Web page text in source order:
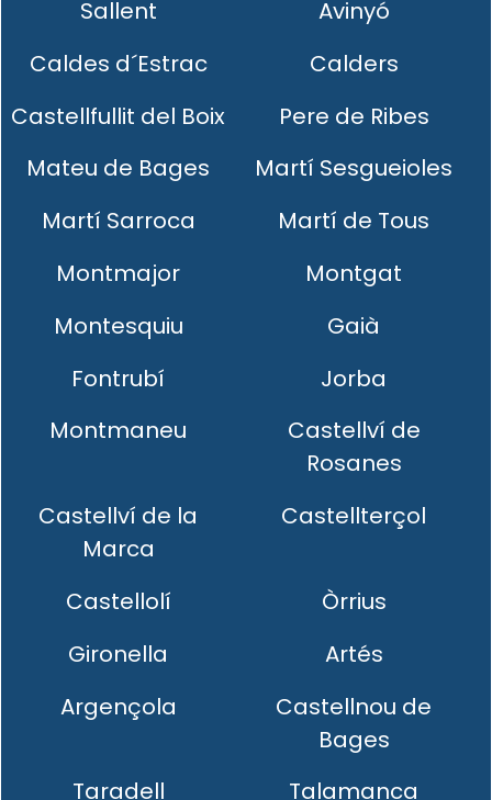
Sallent
Avinyó
Caldes d´Estrac
Calders
Castellfullit del Boix
Pere de Ribes
Mateu de Bages
Martí Sesgueioles
Martí Sarroca
Martí de Tous
Montmajor
Montgat
Montesquiu
Gaià
Fontrubí
Jorba
Montmaneu
Castellví de
Rosanes
Castellví de la
Marca
Castellterçol
Castellolí
Òrrius
Gironella
Artés
Argençola
Castellnou de
Bages
Taradell
Talamanca